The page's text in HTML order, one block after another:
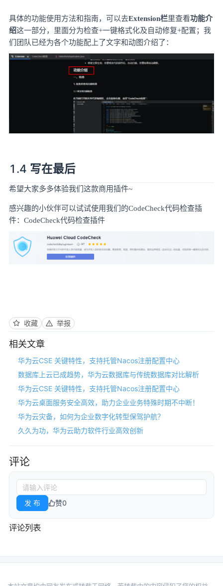
具体的功能使用方法和指南，可以去Extension栏里查看功能介
绍这一部分，里面分为检查+一键格式化及自动修复+配置；我
们团队已经为各个功能配上了文字和动图介绍了：
1.4 写在最后
希望大家多多体验我们这款商用插件~
感兴趣的小伙伴可以试试使用我们的CodeCheck代码检查插
件： CodeCheck代码检查插件
收藏 举报
相关文章
华为云CSE 关键特性，支持托管Nacos注册配置中心
数据库上云已成趋势，华为云数据库与传统数据库对比解析
华为云CSE 关键特性，支持托管Nacos注册配置中心
华为云桌面服务安全高效，助力企业业务特殊时期不中断！
华为云灾备，如何为企业数字化转型保驾护航？
久久为功，华为云助力软件行业高效创新
评论
发 布 赞0
评论列表